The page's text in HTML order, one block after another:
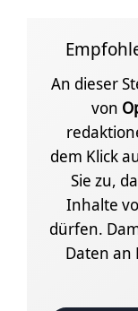
An dieser
von
dem Klick
Sie zu,
Inhalte
dürfen.
Daten